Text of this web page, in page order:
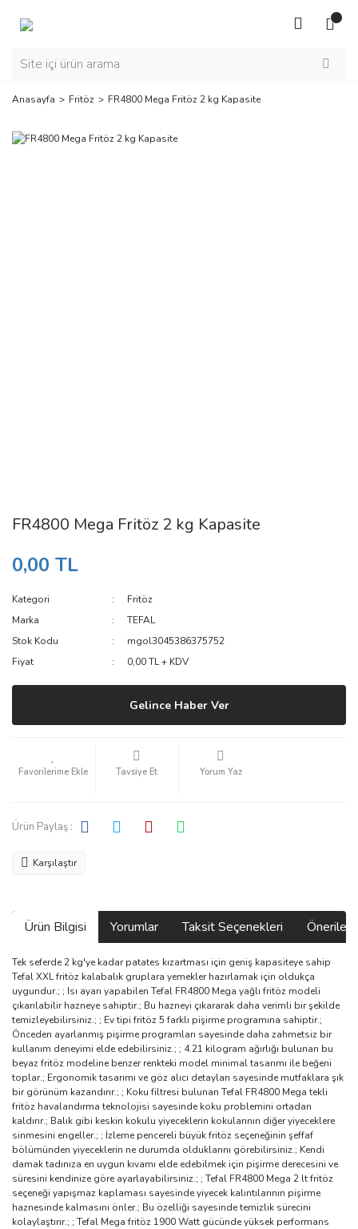
Anasayfa Fritöz FR4800 Mega Fritöz 2 kg Kapasite
FR4800 Mega Fritöz 2 kg Kapasite
0,00 TL
Kategori
Fritöz
Marka
TEFAL
Stok Kodu
mgol3045386375752
Fiyat
0,00 TL + KDV
Gelince Haber Ver
Tavsiye Et Yorum Yaz
Ürün Paylaş :
Karşılaştır
Ürün Bilgisi Yorumlar Taksit Seçenekleri
Tek seferde 2 kg'ye kadar patates kızartması için geniş kapasiteye sahip
Tefal XXL fritöz kalabalık gruplara yemekler hazırlamak için oldukça
uygundur.; ; Isı ayarı yapabilen Tefal FR4800 Mega yağlı fritöz modeli
çıkarılabilir hazneye sahiptir.; Bu hazneyi çıkararak daha verimli bir şekilde
temizleyebilirsiniz.; ; Ev tipi fritöz 5 farklı pişirme programına sahiptir.;
Önceden ayarlanmış pişirme programları sayesinde daha zahmetsiz bir
kullanım deneyimi elde edebilirsiniz.; ; 4.21 kilogram ağırlığı bulunan bu
beyaz fritöz modeline benzer renkteki model minimal tasarımı ile beğeni
toplar.; Ergonomik tasarımı ve göz alıcı detayları sayesinde mutfaklara şık
bir görünüm kazandırır.; ; Koku filtresi bulunan Tefal FR4800 Mega tekli
fritöz havalandırma teknolojisi sayesinde koku problemini ortadan
kaldırır.; Balık gibi keskin kokulu yiyeceklerin kokularının diğer yiyeceklere
sinmesini engeller.; ; İzleme pencereli büyük fritöz seçeneğinin şeffaf
bölümünden yiyeceklerin ne durumda olduklarını görebilirsiniz.; Kendi
damak tadınıza en uygun kıvamı elde edebilmek için pişirme derecesini ve
süresini kendinize göre ayarlayabilirsiniz.; ; Tefal FR4800 Mega 2 lt fritöz
seçeneği yapışmaz kaplaması sayesinde yiyecek kalıntılarının pişirme
haznesinde kalmasını önler.; Bu özelliği sayesinde temizlik sürecini
kolaylaştırır.; ; Tefal Mega fritöz 1900 Watt gücünde yüksek performans